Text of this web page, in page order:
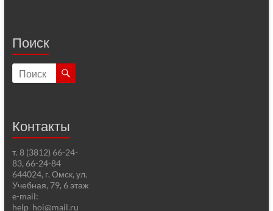
Поиск
Контакты
т. 8 (3812) 66-24-
83, 66-24-84
644024, г. Омск, ул.
Учебная, 79, 6 этаж
e-mail:
help_hoi@mail.ru